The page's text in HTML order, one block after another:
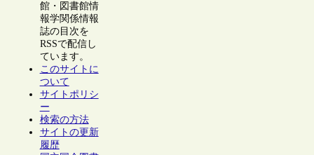
館・図書館情
報学関係情報
誌の目次を
RSSで配信し
ています。
このサイトに
ついて
サイトポリシ
ー
検索の方法
サイトの更新
履歴